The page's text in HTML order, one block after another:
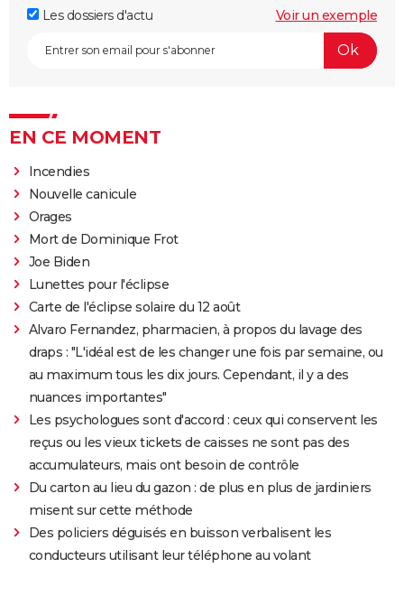
Les dossiers d'actu
Voir un exemple
EN CE MOMENT
Incendies
Nouvelle canicule
Orages
Mort de Dominique Frot
Joe Biden
Lunettes pour l'éclipse
Carte de l'éclipse solaire du 12 août
Alvaro Fernandez, pharmacien, à propos du lavage des
draps : "L'idéal est de les changer une fois par semaine, ou
au maximum tous les dix jours. Cependant, il y a des
nuances importantes"
Les psychologues sont d'accord : ceux qui conservent les
reçus ou les vieux tickets de caisses ne sont pas des
accumulateurs, mais ont besoin de contrôle
Du carton au lieu du gazon : de plus en plus de jardiniers
misent sur cette méthode
Des policiers déguisés en buisson verbalisent les
conducteurs utilisant leur téléphone au volant